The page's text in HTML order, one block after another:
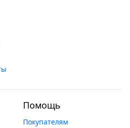
Помощь
Покупателям